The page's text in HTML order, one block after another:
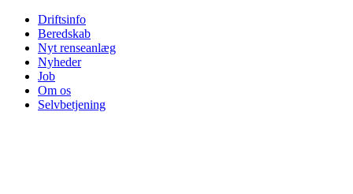
Driftsinfo
Beredskab
Nyt renseanlæg
Nyheder
Job
Om os
Selvbetjening